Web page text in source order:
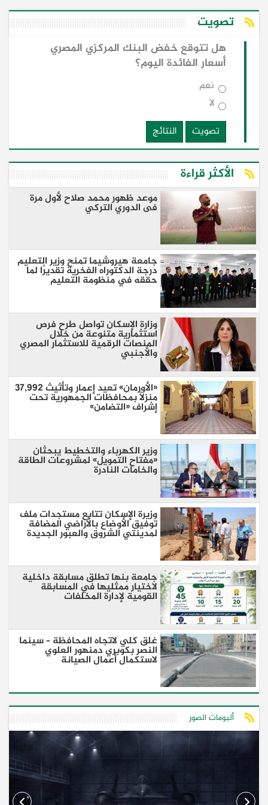
تصويت
هل تتوقع خفض البنك المركزي المصري
أسعار الفائدة اليوم؟
نعم
لا
تصويت
النتائج
الأكثر قراءة
موعد ظهور محمد صلاح لأول مرة
فى الدوري التركي
جامعة هيروشيما تمنح وزير التعليم
درجة الدكتوراه الفخرية تقديرًا لما
حققه في منظومة التعليم
وزارة الإسكان تواصل طرح فرص
استثمارية متنوعة من خلال
المنصات الرقمية للاستثمار المصري
والأجنبي
«الأورمان» تعيد إعمار وتأثيث 37,992
منزلًا بمحافظات الجمهورية تحت
إشراف «التضامن»
وزير الكهرباء والتخطيط يبحثان
«مفتاح التمويل» لمشروعات الطاقة
والخامات النادرة
وزيرة الإسكان تتابع مستجدات ملف
توفيق الأوضاع بالأراضي المضافة
لمدينتي الشروق والعبور الجديدة
جامعة بنها تطلق مسابقة داخلية
لاختيار ممثليها في المسابقة
القومية لإدارة المخلفات
غلق كلي لاتجاه المحافظة – سينما
النصر بكوبري دمنهور العلوي
لاستكمال أعمال الصيانة
ألبومات الصور